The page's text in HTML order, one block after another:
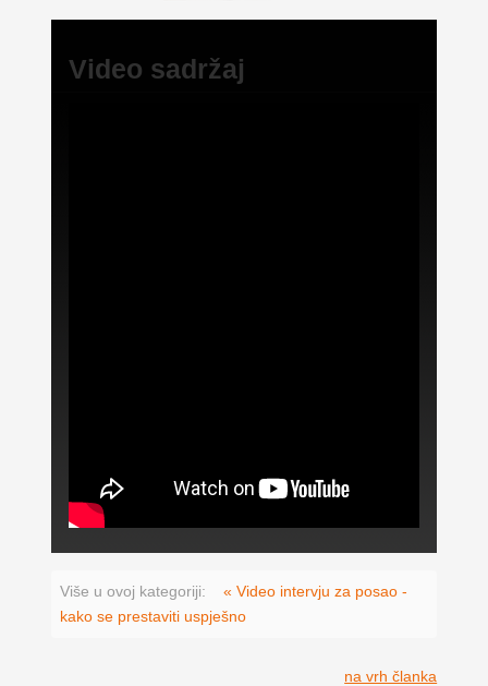
Video sadržaj
Više u ovoj kategoriji:
« Video intervju za posao -
kako se prestaviti uspješno
na vrh članka